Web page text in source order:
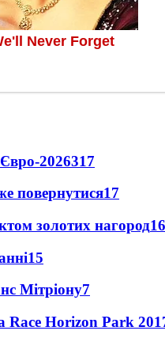
2026317
повернутися17
золотих нагород16
15
Мітріону7
Race Horizon Park